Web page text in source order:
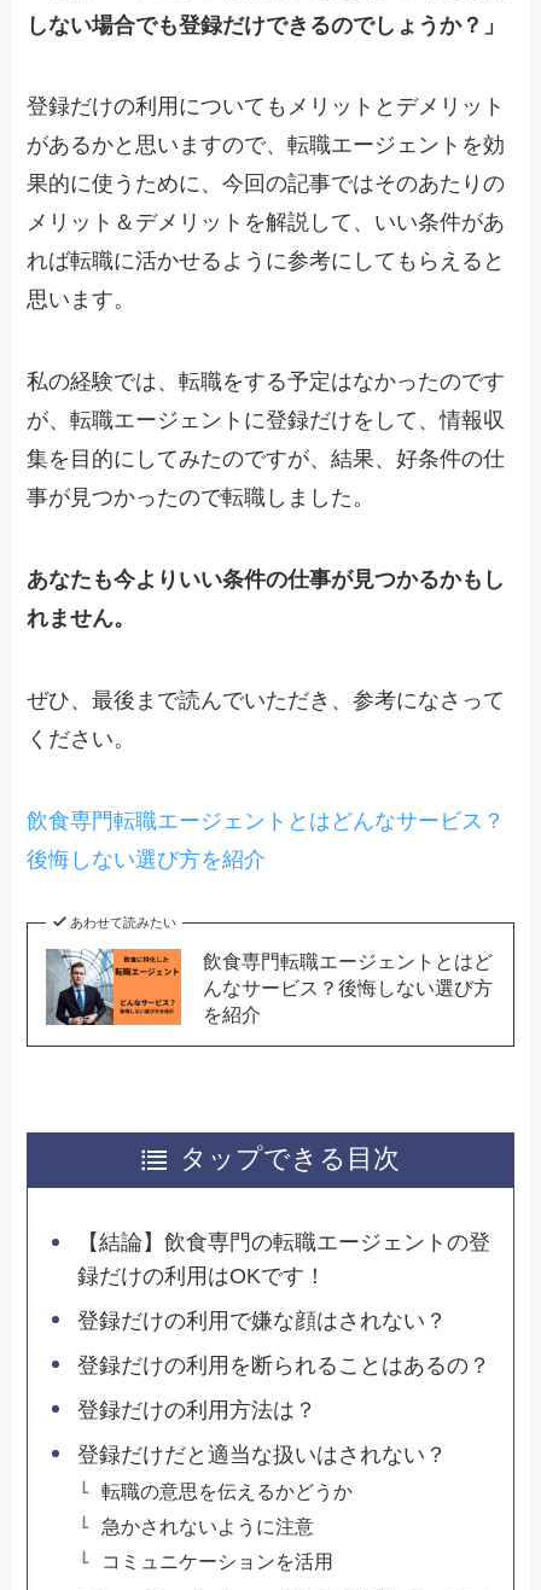
しない場合でも登録だけできるのでしょうか？」
登録だけの利用についてもメリットとデメリット
があるかと思いますので、転職エージェントを効
果的に使うために、今回の記事ではそのあたりの
メリット＆デメリットを解説して、いい条件があ
れば転職に活かせるように参考にしてもらえると
思います。
私の経験では、転職をする予定はなかったのです
が、転職エージェントに登録だけをして、情報収
集を目的にしてみたのですが、結果、好条件の仕
事が見つかったので転職しました。
あなたも今よりいい条件の仕事が見つかるかもし
れません。
ぜひ、最後まで読んでいただき、参考になさって
ください。
飲食専門転職エージェントとはどんなサービス？
後悔しない選び方を紹介
あわせて読みたい
飲食専門転職エージェントとはど
んなサービス？後悔しない選び方
を紹介
タップできる目次
【結論】飲食専門の転職エージェントの登
録だけの利用はOKです！
登録だけの利用で嫌な顔はされない？
登録だけの利用を断られることはあるの？
登録だけの利用方法は？
登録だけだと適当な扱いはされない？
転職の意思を伝えるかどうか
急かされないように注意
コミュニケーションを活用